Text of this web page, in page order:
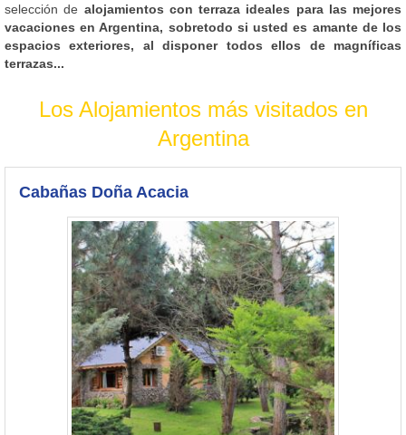
selección de alojamientos con terraza ideales para las mejores
vacaciones en Argentina, sobretodo si usted es amante de los
espacios exteriores, al disponer todos ellos de magníficas
terrazas...
Los Alojamientos más visitados en
Argentina
Cabañas Doña Acacia